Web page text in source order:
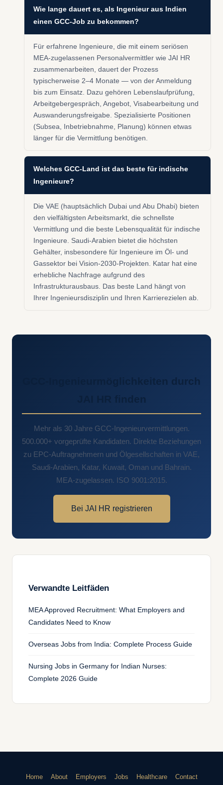
Wie lange dauert es, als Ingenieur aus Indien
einen GCC-Job zu bekommen?
Für erfahrene Ingenieure, die mit einem seriösen
MEA-zugelassenen Personalvermittler wie JAI HR
zusammenarbeiten, dauert der Prozess
typischerweise 2–4 Monate — von der Anmeldung
bis zum Einsatz. Dazu gehören Lebenslaufprüfung,
Arbeitgebergespräch, Angebot, Visabearbeitung und
Auswanderungsfreigabe. Spezialisierte Positionen
(Subsea, Inbetriebnahme, Planung) können etwas
länger für die Vermittlung benötigen.
Welches GCC-Land ist das beste für indische
Ingenieure?
Die VAE (hauptsächlich Dubai und Abu Dhabi) bieten
den vielfältigsten Arbeitsmarkt, die schnellste
Vermittlung und die beste Lebensqualität für indische
Ingenieure. Saudi-Arabien bietet die höchsten
Gehälter, insbesondere für Ingenieure im Öl- und
Gassektor bei Vision-2030-Projekten. Katar hat eine
erhebliche Nachfrage aufgrund des
Infrastrukturausbaus. Das beste Land hängt von
Ihrer Ingenieursdisziplin und Ihren Karrierezielen ab.
GCC-Ingenieurmöglichkeiten durch
JAI HR finden
Mehr als 30 Jahre GCC-Ingenieurvermittlungen.
500.000+ vorgeprüfte Kandidaten. Direkte Beziehungen
zu EPC-Auftragnehmern und Ölgesellschaften in VAE,
Saudi-Arabien, Katar, Kuwait, Oman und Bahrain.
MEA-zugelassen. ISO 9001:2015.
Bei JAI HR registrieren
Verwandte Leitfäden
MEA Approved Recruitment: What Employers and
Candidates Need to Know
Overseas Jobs from India: Complete Process Guide
Nursing Jobs in Germany for Indian Nurses:
Complete 2026 Guide
Home About Employers Jobs Healthcare
Contact